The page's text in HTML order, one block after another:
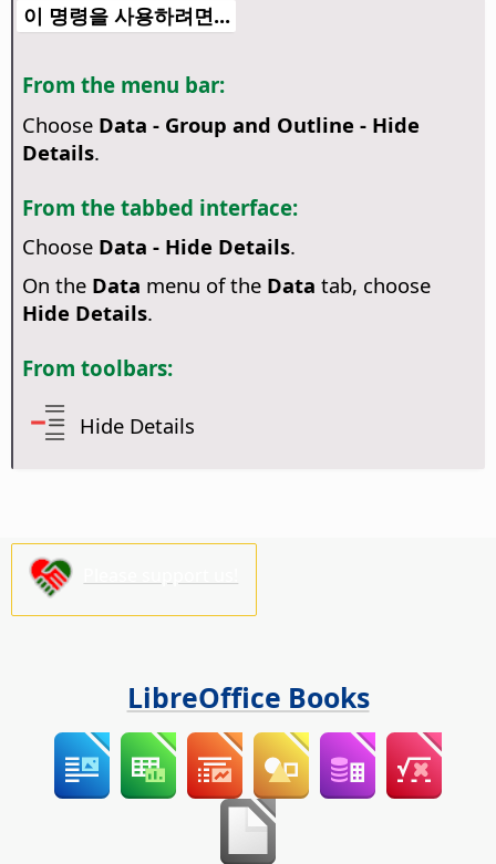
이 명령을 사용하려면...
From the menu bar:
Choose Data - Group and Outline - Hide
Details.
From the tabbed interface:
Choose Data - Hide Details.
On the Data menu of the Data tab, choose
Hide Details.
From toolbars:
Hide Details
LibreOffice Books